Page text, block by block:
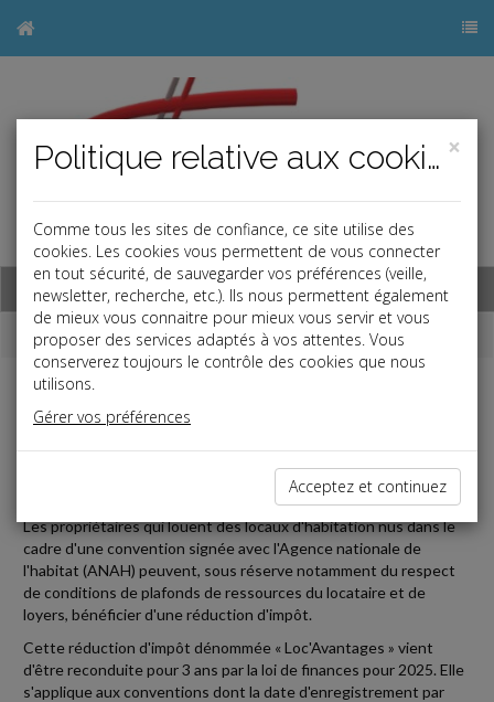
Base documentaire
Dépêches
Fiscal TPE
RÉDUCTION D'IMPÔT LOC'AVANTAGES
Les propriétaires qui louent des locaux d'habitation nus dans le
cadre d'une convention signée avec l'Agence nationale de
l'habitat (ANAH) peuvent, sous réserve notamment du respect
de conditions de plafonds de ressources du locataire et de
loyers, bénéficier d'une réduction d'impôt.
Cette réduction d'impôt dénommée « Loc'Avantages » vient
d'être reconduite pour 3 ans par la loi de finances pour 2025. Elle
s'applique aux conventions dont la date d'enregistrement par
×
Politique relative aux cookies
Comme tous les sites de confiance, ce site utilise des
cookies. Les cookies vous permettent de vous connecter
en tout sécurité, de sauvegarder vos préférences (veille,
newsletter, recherche, etc.). Ils nous permettent également
de mieux vous connaitre pour mieux vous servir et vous
proposer des services adaptés à vos attentes. Vous
conserverez toujours le contrôle des cookies que nous
utilisons.
Gérer vos préférences
Acceptez et continuez